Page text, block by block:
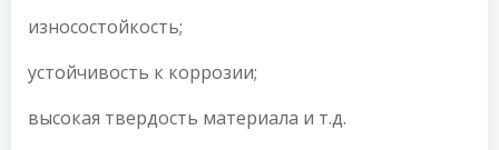
износостойкость;
устойчивость к коррозии;
высокая твердость материала и т.д.